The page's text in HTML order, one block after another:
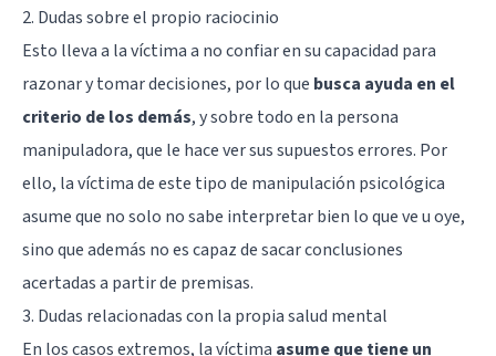
2. Dudas sobre el propio raciocinio
Esto lleva a la víctima a no confiar en su capacidad para
razonar y tomar decisiones, por lo que busca ayuda en el
criterio de los demás, y sobre todo en la persona
manipuladora, que le hace ver sus supuestos errores. Por
ello, la víctima de este tipo de manipulación psicológica
asume que no solo no sabe interpretar bien lo que ve u oye,
sino que además no es capaz de sacar conclusiones
acertadas a partir de premisas.
3. Dudas relacionadas con la propia salud mental
En los casos extremos, la víctima asume que tiene un